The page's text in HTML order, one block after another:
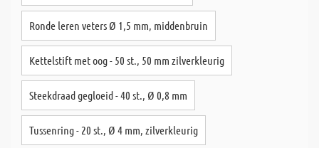
Ronde leren veters Ø 1,5 mm, middenbruin
Kettelstift met oog - 50 st., 50 mm zilverkleurig
Steekdraad gegloeid - 40 st., Ø 0,8 mm
Tussenring - 20 st., Ø 4 mm, zilverkleurig